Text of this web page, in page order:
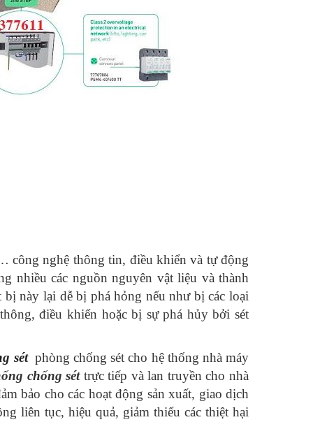
công nghệ thông tin, điều khiển và tự động
nhiều các nguồn nguyên vật liệu và thành
này lại dễ bị phá hỏng nếu như bị các loại
điều khiển hoặc bị sự phá hủy bởi sét
sét phòng chống sét cho hệ thống nhà máy
chống sét trực tiếp và lan truyền cho nhà
bảo cho các hoạt động sản xuất, giao dịch
liên tục, hiệu quả, giảm thiểu các thiệt hại